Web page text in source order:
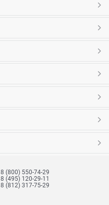
8 (800) 550-74-29
8 (495) 120-29-11
8 (812) 317-75-29